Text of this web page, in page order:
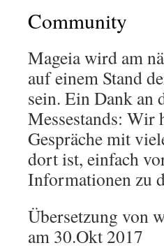
Community
Mageia wird am
auf einem Stand
sein. Ein Dank an
Messestands: Wir
Gespräche mit
dort ist, einfach
Informationen zu
Übersetzung von
am 30.Okt 2017